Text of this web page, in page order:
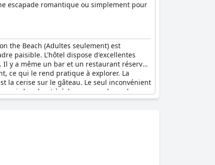
escapade romantique ou simplement pour
the Beach (Adultes seulement) est
paisible. L'hôtel dispose d'excellentes
y a même un bar et un restaurant réservés
ce qui le rend pratique à explorer. La
la cerise sur le gâteau. Le seul inconvénient
cherchent à échapper au chaos des
recherchaient.